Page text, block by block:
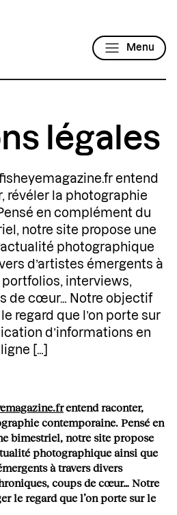
Menu
légales
entend
révéler la photographie
en complément du
notre site propose une
photographique
d’artistes émergents à
interviews,
de cœur… Notre objectif
regard que l’on porte sur
d’informations en
ligne […]
entend raconter,
contemporaine. Pensé en
bimestriel, notre site propose
photographique ainsi que
à travers divers
coups de cœur… Notre
le regard que l’on porte sur le